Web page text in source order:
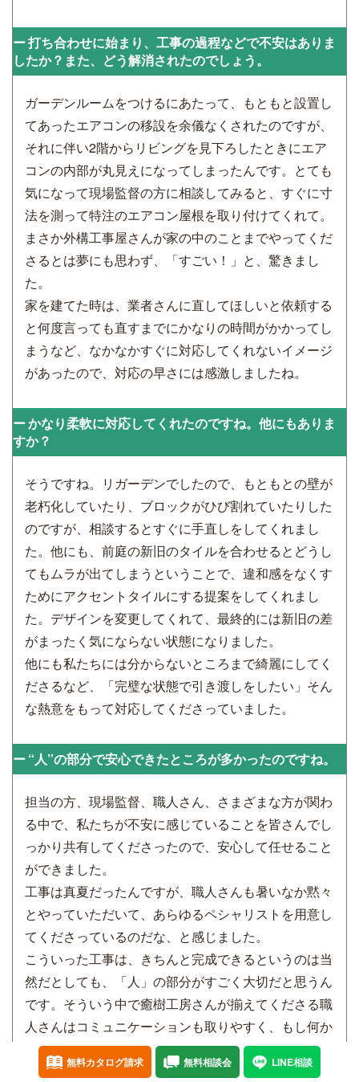
打ち合わせに始まり、工事の過程などで不安はありま
したか？また、どう解消されたのでしょう。
ガーデンルームをつけるにあたって、もともと設置し
てあったエアコンの移設を余儀なくされたのですが、
それに伴い2階からリビングを見下ろしたときにエア
コンの内部が丸見えになってしまったんです。とても
気になって現場監督の方に相談してみると、すぐに寸
法を測って特注のエアコン屋根を取り付けてくれて。
まさか外構工事屋さんが家の中のことまでやってくだ
さるとは夢にも思わず、「すごい！」と、驚きまし
た。
家を建てた時は、業者さんに直してほしいと依頼する
と何度言っても直すまでにかなりの時間がかかってし
まうなど、なかなかすぐに対応してくれないイメージ
があったので、対応の早さには感激しましたね。
かなり柔軟に対応してくれたのですね。他にもありま
すか？
そうですね。リガーデンでしたので、もともとの壁が
老朽化していたり、ブロックがひび割れていたりした
のですが、相談するとすぐに手直しをしてくれまし
た。他にも、前庭の新旧のタイルを合わせるとどうし
てもムラが出てしまうということで、違和感をなくす
ためにアクセントタイルにする提案をしてくれまし
た。デザインを変更してくれて、最終的には新旧の差
がまったく気にならない状態になりました。
他にも私たちには分からないところまで綺麗にしてく
ださるなど、「完璧な状態で引き渡しをしたい」そん
な熱意をもって対応してくださっていました。
“人”の部分で安心できたところが多かったのですね。
担当の方、現場監督、職人さん、さまざまな方が関わ
る中で、私たちが不安に感じていることを皆さんでし
っかり共有してくださったので、安心して任せること
ができました。
工事は真夏だったんですが、職人さんも暑いなか黙々
とやっていただいて、あらゆるペシャリストを用意し
てくださっているのだな、と感じました。
こういった工事は、きちんと完成できるというのは当
然だとしても、「人」の部分がすごく大切だと思うん
です。そういう中で癒樹工房さんが揃えてくださる職
人さんはコミュニケーションも取りやすく、もし何か
あったときに気軽に相談ができるという方ばかりでし
たね。
無料カタログ請求 無料相談会 LINE相談